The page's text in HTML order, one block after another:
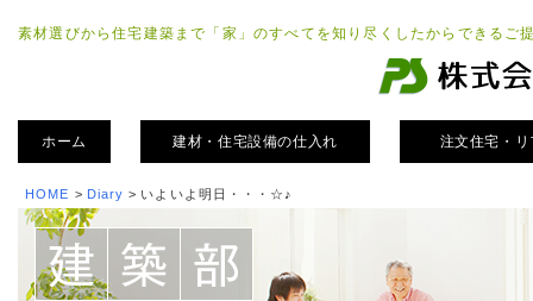
素材選びから住宅建築まで「家」のすべてを知り尽くしたからできるご
ホーム 建材・住宅設備の仕入れ 注文住宅・
HOME > Diary > いよいよ明日・・・☆♪